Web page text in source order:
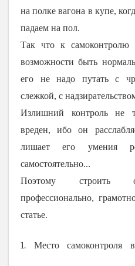
на полке вагона в купе,
падаем на пол.
Так что к самоконтролю
возможности быть
его не надо путать с
слежкой, с
Излишний контроль не
вреден, ибо он
лишает его умения
самостоятельно...
Поэтому строить
профессионально,
статье.
1. Место самоконтроля